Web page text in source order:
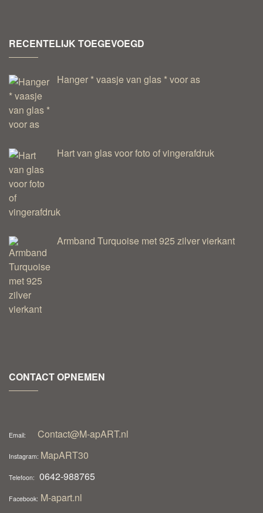
RECENTELIJK TOEGEVOEGD
Hanger * vaasje van glas * voor as
Hart van glas voor foto of vingerafdruk
Armband Turquoise met 925 zilver vierkant
CONTACT OPNEMEN
Email: Contact@M-apART.nl
Instagram: MapART30
Telefoon: 0642-988765
Facebook: M-apart.nl